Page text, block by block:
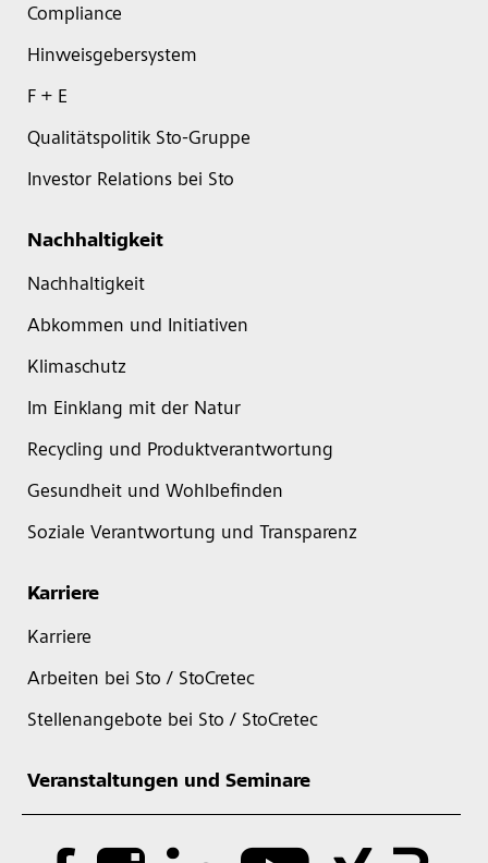
Compliance
Hinweisgebersystem
F + E
Qualitätspolitik Sto-Gruppe
Investor Relations bei Sto
Nachhaltigkeit
Nachhaltigkeit
Abkommen und Initiativen
Klimaschutz
Im Einklang mit der Natur
Recycling und Produktverantwortung
Gesundheit und Wohlbefinden
Soziale Verantwortung und Transparenz
Karriere
Karriere
Arbeiten bei Sto / StoCretec
Stellenangebote bei Sto / StoCretec
Veranstaltungen und Seminare